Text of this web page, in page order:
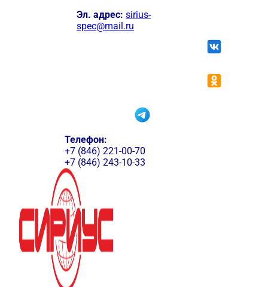
Эл. адрес: sirius-
spec@mail.ru
Телефон:
+7 (846) 221-00-70
+7 (846) 243-10-33